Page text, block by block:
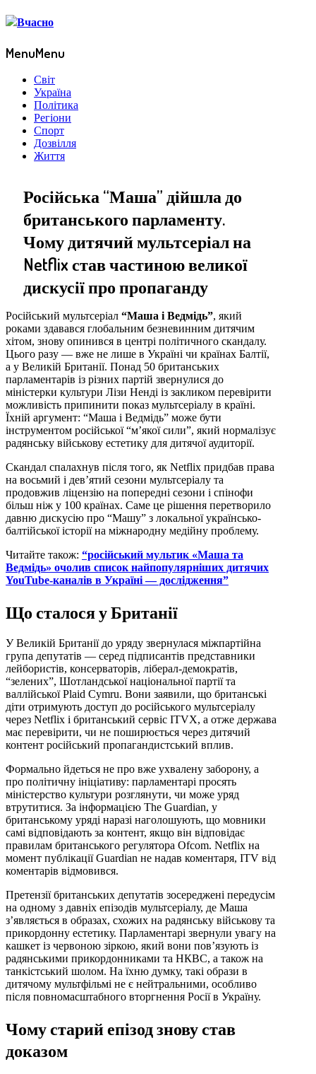
MenuMenu
Світ
Україна
Політика
Регіони
Спорт
Дозвілля
Життя
Російська “Маша” дійшла до
британського парламенту.
Чому дитячий мультсеріал на
Netflix став частиною великої
дискусії про пропаганду
Російський мультсеріал “Маша і Ведмідь”, який
роками здавався глобальним безневинним дитячим
хітом, знову опинився в центрі політичного скандалу.
Цього разу — вже не лише в Україні чи країнах Балтії,
а у Великій Британії. Понад 50 британських
парламентарів із різних партій звернулися до
міністерки культури Лізи Ненді із закликом перевірити
можливість припинити показ мультсеріалу в країні.
Їхній аргумент: “Маша і Ведмідь” може бути
інструментом російської “м’якої сили”, який нормалізує
радянську військову естетику для дитячої аудиторії.
Скандал спалахнув після того, як Netflix придбав права
на восьмий і дев’ятий сезони мультсеріалу та
продовжив ліцензію на попередні сезони і спінофи
більш ніж у 100 країнах. Саме це рішення перетворило
давню дискусію про “Машу” з локальної українсько-
балтійської історії на міжнародну медійну проблему.
Читайте також: “російський мультик «Маша та
Ведмідь» очолив список найпопулярніших дитячих
YouTube-каналів в Україні — дослідження”
Що сталося у Британії
У Великій Британії до уряду звернулася міжпартійна
група депутатів — серед підписантів представники
лейбористів, консерваторів, ліберал-демократів,
“зелених”, Шотландської національної партії та
валлійської Plaid Cymru. Вони заявили, що британські
діти отримують доступ до російського мультсеріалу
через Netflix і британський сервіс ITVX, а отже держава
має перевірити, чи не поширюється через дитячий
контент російський пропагандистський вплив.
Формально йдеться не про вже ухвалену заборону, а
про політичну ініціативу: парламентарі просять
міністерство культури розглянути, чи може уряд
втрутитися. За інформацією The Guardian, у
британському уряді наразі наголошують, що мовники
самі відповідають за контент, якщо він відповідає
правилам британського регулятора Ofcom. Netflix на
момент публікації Guardian не надав коментаря, ITV від
коментарів відмовився.
Претензії британських депутатів зосереджені передусім
на одному з давніх епізодів мультсеріалу, де Маша
з’являється в образах, схожих на радянську військову та
прикордонну естетику. Парламентарі звернули увагу на
кашкет із червоною зіркою, який вони пов’язують із
радянськими прикордонниками та НКВС, а також на
танкістський шолом. На їхню думку, такі образи в
дитячому мультфільмі не є нейтральними, особливо
після повномасштабного вторгнення Росії в Україну.
Чому старий епізод знову став
доказом